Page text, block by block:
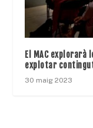
El MAC explorarà
explotar
30 maig 2023